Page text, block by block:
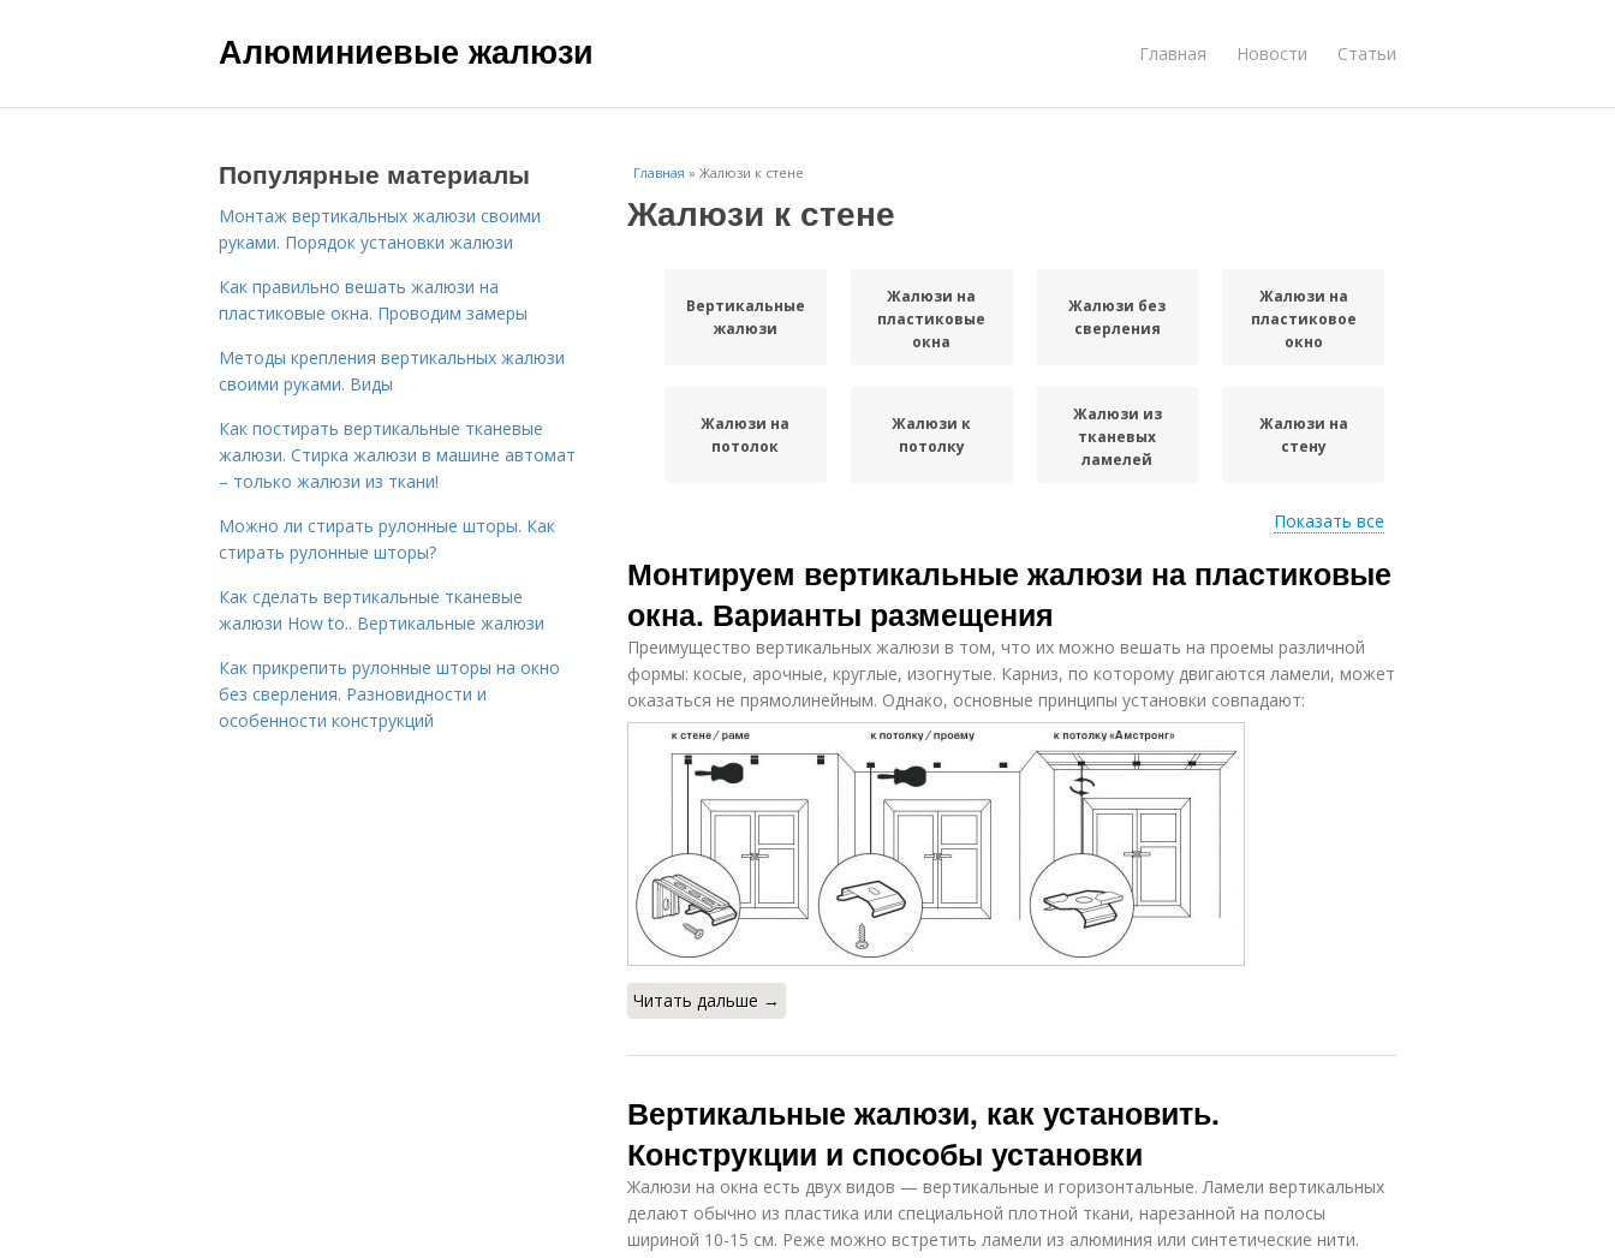
Алюминиевые жалюзи Главная Новости Статьи
Главная » Жалюзи к стене
Жалюзи к стене
Вертикальные
жалюзи
Жалюзи на
пластиковые
окна
Жалюзи без
сверления
Жалюзи на
пластиковое
окно
Жалюзи на
потолок
Жалюзи к
потолку
Жалюзи из
тканевых
ламелей
Жалюзи на
стену
жалюзи
окна
Показать все
Монтируем вертикальные жалюзи на пластиковые
окна. Варианты размещения
Преимущество вертикальных жалюзи в том, что их можно вешать на проемы различной
формы: косые, арочные, круглые, изогнутые. Карниз, по которому двигаются ламели, может
оказаться не прямолинейным. Однако, основные принципы установки совпадают:
Читать дальше →
Вертикальные жалюзи, как установить.
Конструкции и способы установки
Жалюзи на окна есть двух видов — вертикальные и горизонтальные. Ламели вертикальных
делают обычно из пластика или специальной плотной ткани, нарезанной на полосы
шириной 10-15 см. Реже можно встретить ламели из алюминия или синтетические нити.
Популярные материалы
Монтаж вертикальных жалюзи своими
руками. Порядок установки жалюзи
Как правильно вешать жалюзи на
пластиковые окна. Проводим замеры
Методы крепления вертикальных жалюзи
своими руками. Виды
Как постирать вертикальные тканевые
жалюзи. Стирка жалюзи в машине автомат
– только жалюзи из ткани!
Можно ли стирать рулонные шторы. Как
стирать рулонные шторы?
Как сделать вертикальные тканевые
жалюзи How to.. Вертикальные жалюзи
Как прикрепить рулонные шторы на окно
без сверления. Разновидности и
особенности конструкций